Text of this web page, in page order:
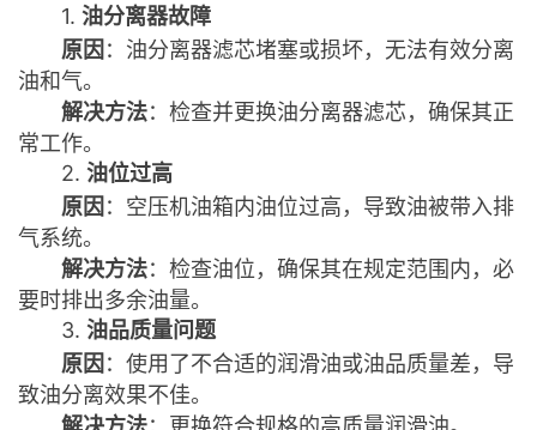
1. 油分离器故障
原因 ：油分离器滤芯堵塞或损坏，无法有效分离
油和气。
解决方法：检查并更换油分离器滤芯，确保其正
常工作。
2. 油位过高
原因 ：空压机油箱内油位过高，导致油被带入排
气系统。
解决方法：检查油位，确保其在规定范围内，必
要时排出多余油量。
3. 油品质量问题
原因 ：使用了不合适的润滑油或油品质量差，导
致油分离效果不佳。